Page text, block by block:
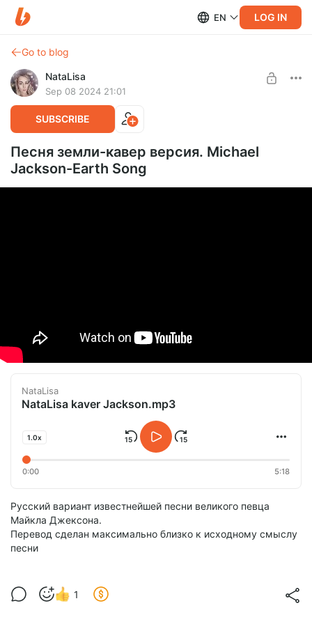
EN LOG IN
Go to blog
NataLisa
Sep 08 2024 21:01
SUBSCRIBE
Песня земли-кавер версия. Michael
Jackson-Earth Song
NataLisa
NataLisa kaver Jackson.mp3
1.0x
0:00 5:18
Русский вариант известнейшей песни великого певца
Майкла Джексона.
Перевод сделан максимально близко к исходному смыслу
песни
1